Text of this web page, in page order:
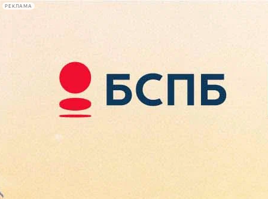
РЕКЛАМА
Сегодня:
2026.08.08
15:57
Афиша Plus